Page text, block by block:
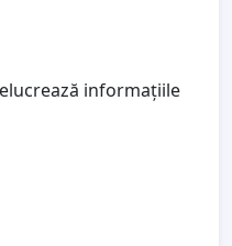
informațiile